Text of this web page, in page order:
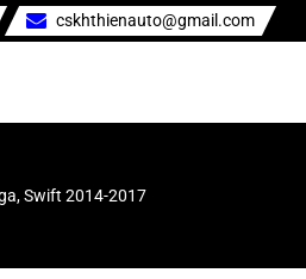
cskhthienauto@gmail.com
Swift 2014-2017